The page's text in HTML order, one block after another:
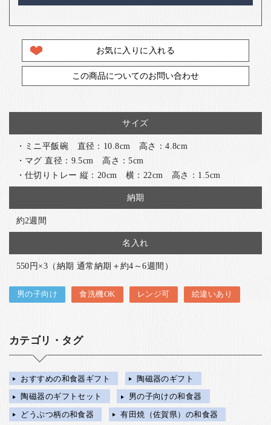
お気に入りに入れる
この商品についてのお問い合わせ
サイズ
・ミニ平飯碗 直径：10.8cm 高さ：4.8cm
・マグ 直径：9.5cm 高さ：5cm
・仕切りトレー 縦：20cm 横：22cm 高さ：1.5cm
納期
約2週間
名入れ
550円×3（納期 通常納期＋約4～6週間）
男の子向け 食洗機OK レンジ可 絵違いあり
カテゴリ・タグ
おすすめの和食器ギフト
陶磁器のギフト
陶磁器のギフトセット
男の子向けの和食器
どうぶつ柄の和食器
有田焼（佐賀県）の和食器